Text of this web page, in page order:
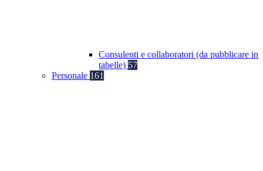
Consulenti e collaboratori (da pubblicare in
tabelle) 57
Personale 161